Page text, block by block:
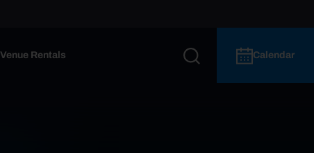
Venue Rentals Calendar